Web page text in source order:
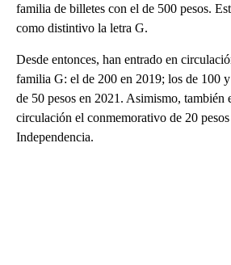
familia de billetes con el de 500 pesos.
como distintivo la letra G.
Desde entonces, han entrado en
familia G: el de 200 en 2019; los de 100
de 50 pesos en 2021. Asimismo, también
circulación el conmemorativo de 20
Independencia.